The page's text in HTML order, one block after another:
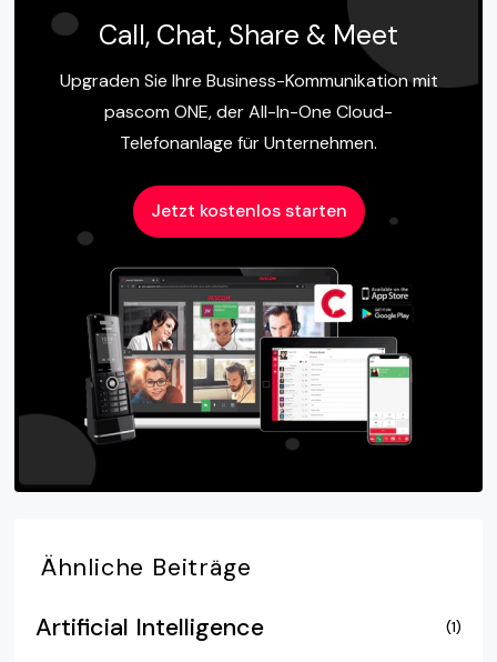
Call, Chat, Share & Meet
Upgraden Sie Ihre Business-Kommunikation mit
pascom ONE, der All-In-One Cloud-
Telefonanlage für Unternehmen.
Jetzt kostenlos starten
Ähnliche Beiträge
Artificial Intelligence
(1)